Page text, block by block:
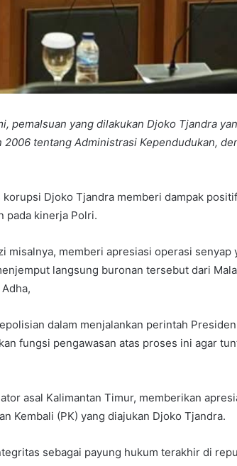
pemalsuan yang dilakukan Djoko Tjandra
tentang Administrasi Kependudukan,
korupsi Djoko Tjandra memberi dampak
pada kinerja Polri.
misalnya, memberi apresiasi operasi senyap
langsung buronan tersebut dari
dalam menjalankan perintah
fungsi pengawasan atas proses ini agar
asal Kalimantan Timur, memberikan
Kembali (PK) yang diajukan Djoko Tjandra.
sebagai payung hukum terakhir di